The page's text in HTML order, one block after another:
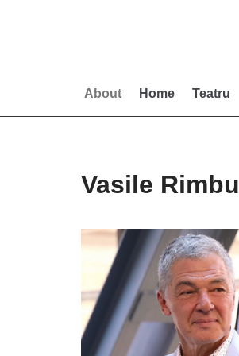
About Home Teatru
Vasile Rimbu